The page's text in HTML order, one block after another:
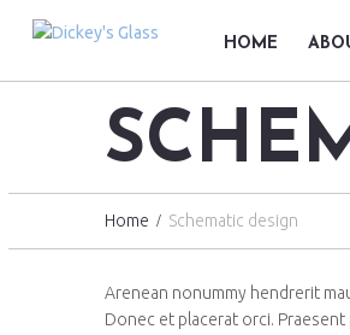
HOME
Home Schematic design
Arenean nonummy hendrerit
Donec et placerat orci.